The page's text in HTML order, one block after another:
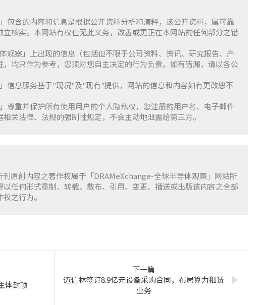
包含的内容和信息是根据公开资料分析和演释，该公开资料，属可靠
核实。本网站有权但无此义务，改善或更正在本网站的任何部分之错
观察」上出现的信息（包括但不限于公司资料、资讯、研究报告、产
均只作为参考，您须对您自主决定的行为负责。如有错漏，请以各公
信息服务基于"现况"及"现有"提供，网站的信息和内容如有更改恕不
尊重并保护所有使用用户的个人隐私权，您注册的用户名、电子邮件
关法律、法规的强制性规定，不会主动地泄露给第三方。
刊原创内容之著作权属于「DRAMeXchange-全球半导体观察」网站所
任何形式重制、转载、散布、引用、变更、播送或出版该内容之全部
之行为。
体封顶
下一篇
迈信林签订8.9亿元设备采购合同，布局算力租赁
业务